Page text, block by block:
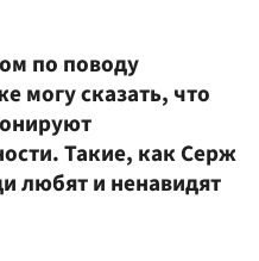
по поводу
могу сказать, что
Такие, как Серж
любят и ненавидят